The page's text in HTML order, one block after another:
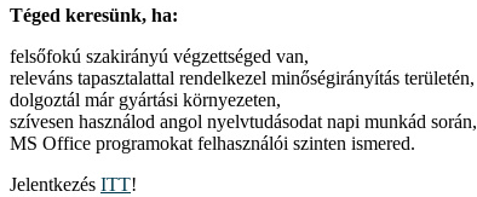
Téged keresünk, ha:
felsőfokú szakirányú végzettséged van,
releváns tapasztalattal rendelkezel minőségirányítás területén,
dolgoztál már gyártási környezeten,
szívesen használod angol nyelvtudásodat napi munkád során,
MS Office programokat felhasználói szinten ismered.
Jelentkezés ITT!